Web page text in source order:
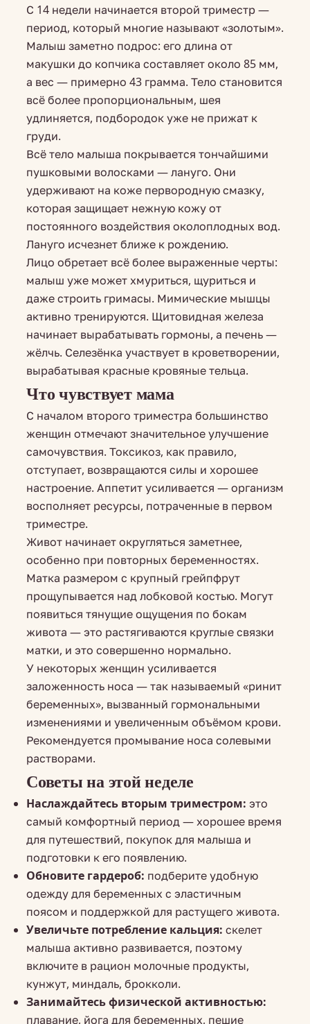
С 14 недели начинается второй триместр —
период, который многие называют «золотым».
Малыш заметно подрос: его длина от
макушки до копчика составляет около 85 мм,
а вес — примерно 43 грамма. Тело становится
всё более пропорциональным, шея
удлиняется, подбородок уже не прижат к
груди.
Всё тело малыша покрывается тончайшими
пушковыми волосками — лануго. Они
удерживают на коже первородную смазку,
которая защищает нежную кожу от
постоянного воздействия околоплодных вод.
Лануго исчезнет ближе к рождению.
Лицо обретает всё более выраженные черты:
малыш уже может хмуриться, щуриться и
даже строить гримасы. Мимические мышцы
активно тренируются. Щитовидная железа
начинает вырабатывать гормоны, а печень —
жёлчь. Селезёнка участвует в кроветворении,
вырабатывая красные кровяные тельца.
Что чувствует мама
С началом второго триместра большинство
женщин отмечают значительное улучшение
самочувствия. Токсикоз, как правило,
отступает, возвращаются силы и хорошее
настроение. Аппетит усиливается — организм
восполняет ресурсы, потраченные в первом
триместре.
Живот начинает округляться заметнее,
особенно при повторных беременностях.
Матка размером с крупный грейпфрут
прощупывается над лобковой костью. Могут
появиться тянущие ощущения по бокам
живота — это растягиваются круглые связки
матки, и это совершенно нормально.
У некоторых женщин усиливается
заложенность носа — так называемый «ринит
беременных», вызванный гормональными
изменениями и увеличенным объёмом крови.
Рекомендуется промывание носа солевыми
растворами.
Советы на этой неделе
Наслаждайтесь вторым триместром: это
самый комфортный период — хорошее время
для путешествий, покупок для малыша и
подготовки к его появлению.
Обновите гардероб: подберите удобную
одежду для беременных с эластичным
поясом и поддержкой для растущего живота.
Увеличьте потребление кальция: скелет
малыша активно развивается, поэтому
включите в рацион молочные продукты,
кунжут, миндаль, брокколи.
Занимайтесь физической активностью:
плавание, йога для беременных, пешие